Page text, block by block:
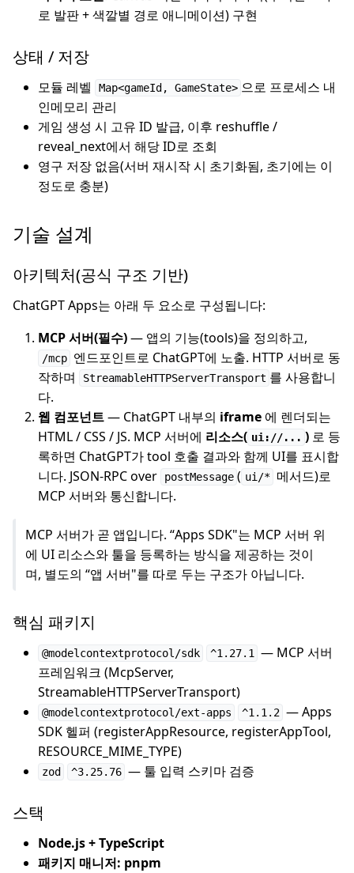
로 발판 + 색깔별 경로 애니메이션) 구현
상태 / 저장
모듈 레벨 Map<gameId, GameState> 으로 프로세스 내
인메모리 관리
게임 생성 시 고유 ID 발급, 이후 reshuffle /
reveal_next에서 해당 ID로 조회
영구 저장 없음(서버 재시작 시 초기화됨, 초기에는 이
정도로 충분)
기술 설계
아키텍처(공식 구조 기반)
ChatGPT Apps는 아래 두 요소로 구성됩니다:
MCP 서버(필수)— 앱의 기능(tools)을 정의하고,
/mcp 엔드포인트로 ChatGPT에 노출. HTTP 서버로 동
작하며
StreamableHTTPServerTransport 를 사용합니
다.
웹 컴포넌트— ChatGPT 내부의 iframe 에 렌더되는
HTML / CSS / JS. MCP 서버에 리소스( ui://... ) 로 등
록하면 ChatGPT가 tool 호출 결과와 함께 UI를 표시합
니다. JSON-RPC over
postMessage ( ui/* 메서드)로
MCP 서버와 통신합니다.
MCP 서버가 곧 앱입니다. “Apps SDK"는 MCP 서버 위
에 UI 리소스와 툴을 등록하는 방식을 제공하는 것이
며, 별도의 “앱 서버"를 따로 두는 구조가 아닙니다.
핵심 패키지
@modelcontextprotocol/sdk ^1.27.1
— MCP 서버
프레임워크 (McpServer,
StreamableHTTPServerTransport)
@modelcontextprotocol/ext-apps ^1.1.2 — Apps
SDK 헬퍼 (registerAppResource, registerAppTool,
RESOURCE_MIME_TYPE)
zod ^3.25.76 — 툴 입력 스키마 검증
스택
Node.js + TypeScript
패키지 매니저: pnpm